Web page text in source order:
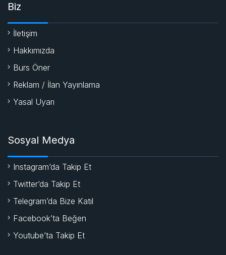
Biz
İletişim
Hakkımızda
Burs Öner
Reklam / İlan Yayınlama
Yasal Uyarı
Sosyal Medya
Instagram’da Takip Et
Twitter’da Takip Et
Telegram’da Bize Katıl
Facebook’ta Beğen
Youtube’ta Takip Et